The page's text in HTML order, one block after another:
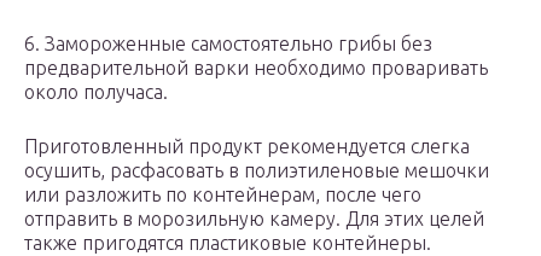
6. Замороженные самостоятельно грибы без
предварительной варки необходимо проваривать
около получаса.
Приготовленный продукт рекомендуется слегка
осушить, расфасовать в полиэтиленовые мешочки
или разложить по контейнерам, после чего
отправить в морозильную камеру. Для этих целей
также пригодятся пластиковые контейнеры.